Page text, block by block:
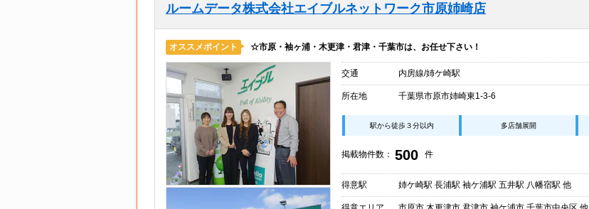
ルームデータ株式会社エイブルネットワーク市原姉崎店
オススメポイント ☆市原・袖ヶ浦・木更津・君津・千葉市は、お任せ下さい！
交通 内房線/姉ケ崎駅
所在地 千葉県市原市姉崎東1-3-6
駅から徒歩３分以内 多店舗展開
掲載物件数： 500 件
得意駅 姉ケ崎駅 長浦駅 袖ケ浦駅 五井駅 八幡宿駅 他
得意エリア 市原市 木更津市 君津市 袖ケ浦市 千葉市中央区 他